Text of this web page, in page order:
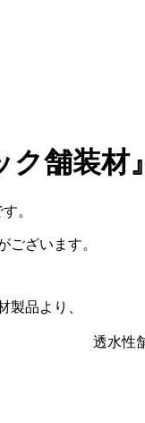
ク舗装
。
ございます。
製品より、
透水性